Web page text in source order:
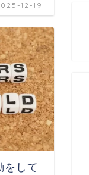
12-19
をして